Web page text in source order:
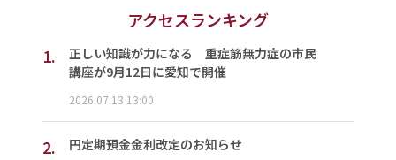
アクセスランキング
1.
正しい知識が力になる 重症筋無力症の市民
講座が9月12日に愛知で開催
2026.07.13 13:00
2. 円定期預金金利改定のお知らせ